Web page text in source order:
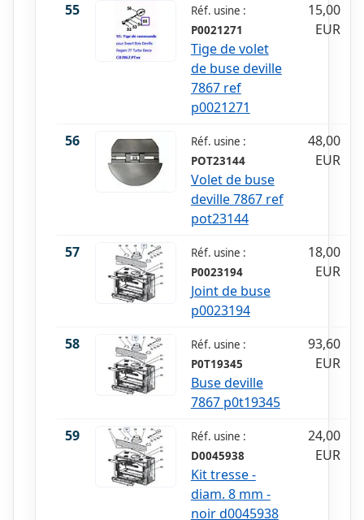
55
Réf. usine :
P0021271
Tige de volet
de buse deville
7867 ref
p0021271
15,00
EUR
56
Réf. usine :
POT23144
Volet de buse
deville 7867 ref
pot23144
48,00
EUR
57
Réf. usine :
P0023194
Joint de buse
p0023194
18,00
EUR
58
Réf. usine :
P0T19345
Buse deville
7867 p0t19345
93,60
EUR
59
Réf. usine :
D0045938
Kit tresse -
diam. 8 mm -
noir d0045938
24,00
EUR